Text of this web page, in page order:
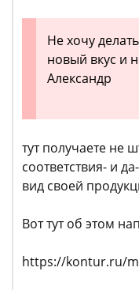
Не хочу
новый вкус и
Александр
тут получаете не
соответствия- и
вид своей
Вот тут об этом
https://kontur.ru/